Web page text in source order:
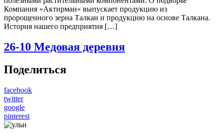
Компания «Актирман» выпускает продукцию из
пророщенного зерна Талкан и продукцию на основе Талкана.
История нашего предприятия […]
26-10 Медовая деревня
Поделиться
facebook
twitter
google
pinterest